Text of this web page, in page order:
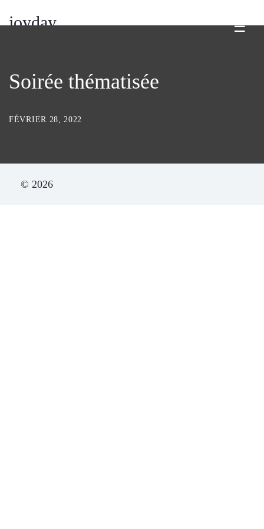
joyday ☰
Soirée thématisée
FÉVRIER 28, 2022
© 2026